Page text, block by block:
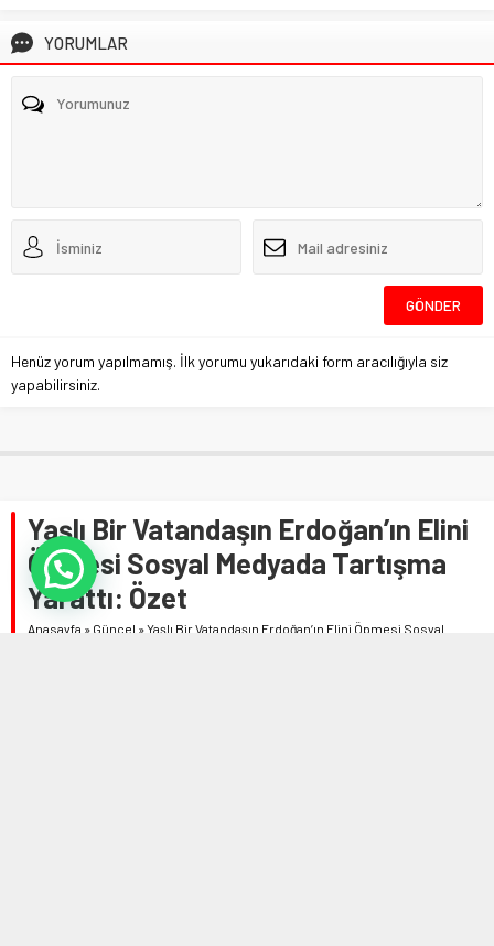
YORUMLAR
Henüz yorum yapılmamış. İlk yorumu yukarıdaki form aracılığıyla siz
yapabilirsiniz.
Yaşlı Bir Vatandaşın Erdoğan’ın Elini
Öpmesi Sosyal Medyada Tartışma
Yarattı: Özet
Anasayfa » Güncel »Yaşlı Bir Vatandaşın Erdoğan’ın Elini Öpmesi Sosyal